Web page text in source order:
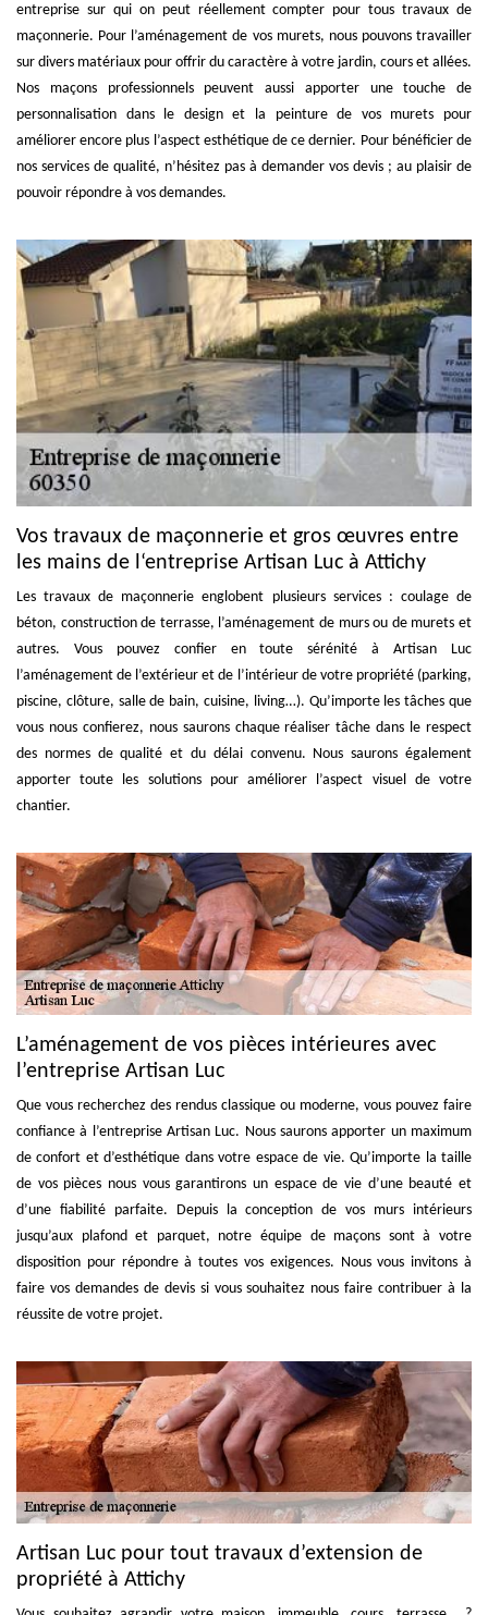
entreprise sur qui on peut réellement compter pour tous travaux de
maçonnerie. Pour l’aménagement de vos murets, nous pouvons travailler
sur divers matériaux pour offrir du caractère à votre jardin, cours et allées.
Nos maçons professionnels peuvent aussi apporter une touche de
personnalisation dans le design et la peinture de vos murets pour
améliorer encore plus l’aspect esthétique de ce dernier. Pour bénéficier de
nos services de qualité, n’hésitez pas à demander vos devis ; au plaisir de
pouvoir répondre à vos demandes.
Vos travaux de maçonnerie et gros œuvres entre
les mains de l‘entreprise Artisan Luc à Attichy
Les travaux de maçonnerie englobent plusieurs services : coulage de
béton, construction de terrasse, l’aménagement de murs ou de murets et
autres. Vous pouvez confier en toute sérénité à Artisan Luc
l’aménagement de l’extérieur et de l’intérieur de votre propriété (parking,
piscine, clôture, salle de bain, cuisine, living…). Qu’importe les tâches que
vous nous confierez, nous saurons chaque réaliser tâche dans le respect
des normes de qualité et du délai convenu. Nous saurons également
apporter toute les solutions pour améliorer l’aspect visuel de votre
chantier.
L’aménagement de vos pièces intérieures avec
l’entreprise Artisan Luc
Que vous recherchez des rendus classique ou moderne, vous pouvez faire
confiance à l’entreprise Artisan Luc. Nous saurons apporter un maximum
de confort et d’esthétique dans votre espace de vie. Qu’importe la taille
de vos pièces nous vous garantirons un espace de vie d’une beauté et
d’une fiabilité parfaite. Depuis la conception de vos murs intérieurs
jusqu’aux plafond et parquet, notre équipe de maçons sont à votre
disposition pour répondre à toutes vos exigences. Nous vous invitons à
faire vos demandes de devis si vous souhaitez nous faire contribuer à la
réussite de votre projet.
Artisan Luc pour tout travaux d’extension de
propriété à Attichy